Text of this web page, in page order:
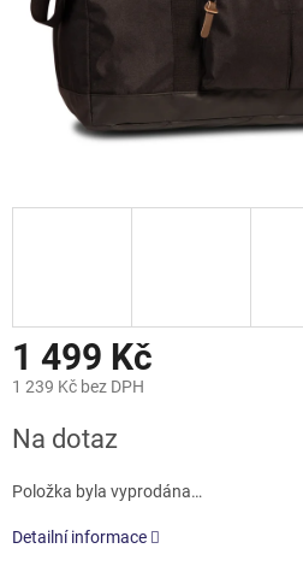
1 499 Kč
1 239 Kč bez DPH
cena:
Na dotaz
Položka byla vyprodána…
Detailní informace